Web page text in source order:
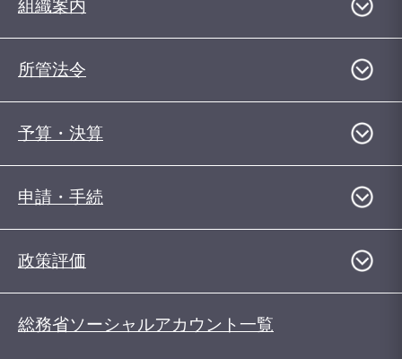
組織案内
所管法令
予算・決算
申請・手続
政策評価
総務省ソーシャルアカウント一覧